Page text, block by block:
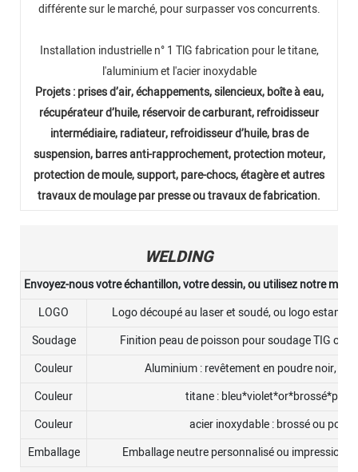
différente sur le marché, pour surpasser vos concurrents.
Installation industrielle n° 1 TlG fabrication pour le titane,
l'aluminium et l'acier inoxydable
Projets : prises d’air, échappements, silencieux, boîte à eau,
récupérateur d’huile, réservoir de carburant, refroidisseur
intermédiaire, radiateur, refroidisseur d’huile, bras de
suspension, barres anti-rapprochement, protection moteur,
protection de moule, support, pare-chocs, étagère et autres
travaux de moulage par presse ou travaux de fabrication.
WELDING
Envoyez-nous votre échantillon, votre dessin, ou utilisez notre
LOGO
Logo découpé au laser et soudé, ou logo
Soudage
Finition peau de poisson pour soudage TIG ou
Couleur
Aluminium : revêtement en poudre noir,
Couleur
titane : bleu*violet*or*brossé*poli
Couleur
acier inoxydable : brossé ou poli
Emballage
Emballage neutre personnalisé ou impression